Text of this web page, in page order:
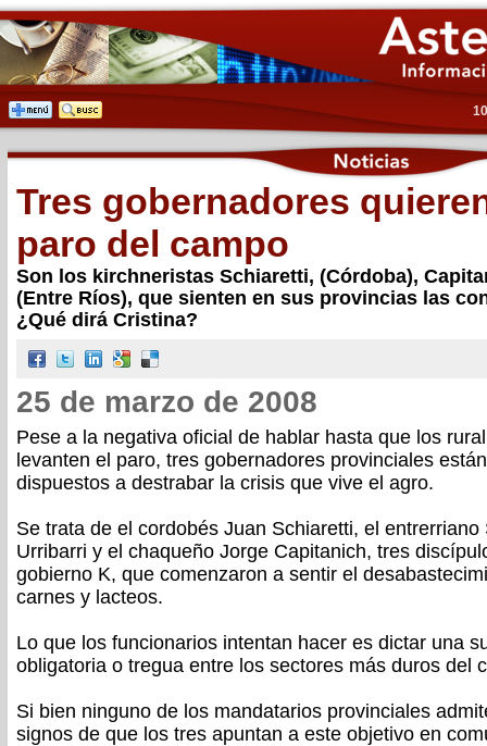
Tres gobernadores
paro del campo
Son los kirchneristas Schiaretti, (Córdoba),
(Entre Ríos), que sienten en sus provincias las
¿Qué dirá Cristina?
25 de marzo de 2008
Pese a la negativa oficial de hablar hasta que los
levanten el paro, tres gobernadores provinciales están
dispuestos a destrabar la crisis que vive el agro.
Se trata de el cordobés Juan Schiaretti, el entrerriano
Urribarri y el chaqueño Jorge Capitanich, tres
gobierno K, que comenzaron a sentir el
carnes y lacteos.
Lo que los funcionarios intentan hacer es dictar una
obligatoria o tregua entre los sectores más duros del
Si bien ninguno de los mandatarios provinciales
signos de que los tres apuntan a este objetivo en